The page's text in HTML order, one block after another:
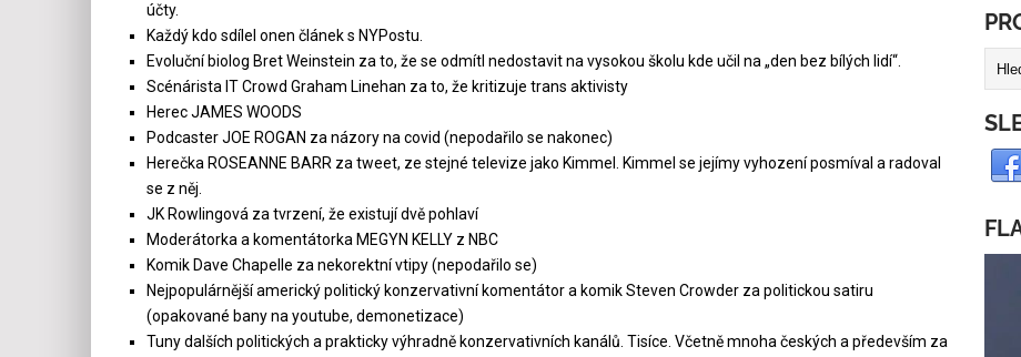
účty.
Každý kdo sdílel onen článek s NYPostu.
Evoluční biolog Bret Weinstein za to, že se odmítl nedostavit na vysokou školu kde učil na „den bez bílých lidí“.
Scénárista IT Crowd Graham Linehan za to, že kritizuje trans aktivisty
Herec JAMES WOODS
Podcaster JOE ROGAN za názory na covid (nepodařilo se nakonec)
Herečka ROSEANNE BARR za tweet, ze stejné televize jako Kimmel. Kimmel se jejímy vyhození posmíval a radoval
se z něj.
JK Rowlingová za tvrzení, že existují dvě pohlaví
Moderátorka a komentátorka MEGYN KELLY z NBC
Komik Dave Chapelle za nekorektní vtipy (nepodařilo se)
Nejpopulárnější americký politický konzervativní komentátor a komik Steven Crowder za politickou satiru
(opakované bany na youtube, demonetizace)
Tuny dalších politických a prakticky výhradně konzervativních kanálů. Tisíce. Včetně mnoha českých a především za